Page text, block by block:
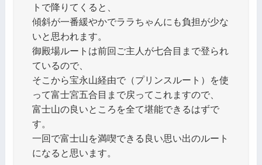
トで降りてくると、
傾斜が一番緩やかでララちゃんにも負担が少な
いと思われます。
御殿場ルートは前回ご主人が七合目まで登られ
ているので、
そこから宝永山経由で（プリンスルート）を使
って富士宮五合目まで戻ってこれますので、
富士山の良いところを全て堪能できるはずで
す。
一回で富士山を満喫できる良い思い出のルート
になると思います。